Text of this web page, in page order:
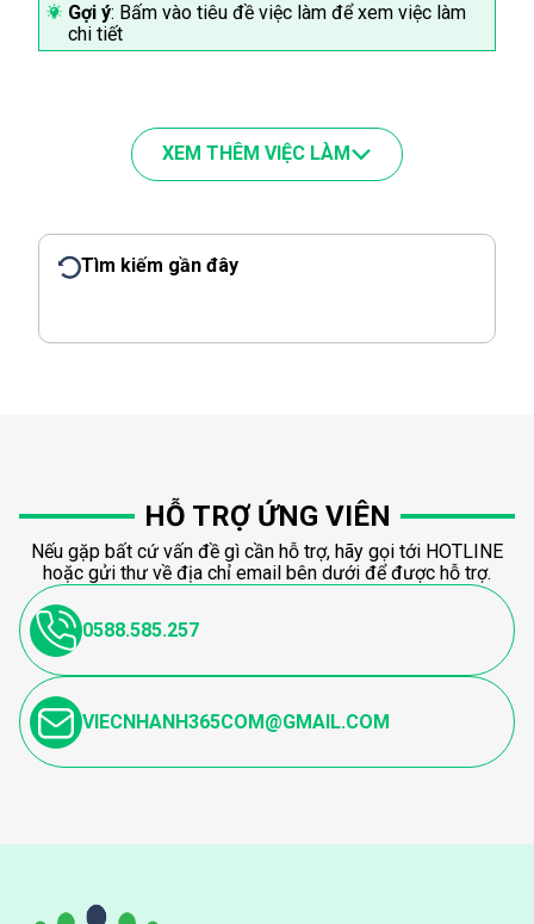
Gợi ý: Bấm vào tiêu đề việc làm để xem việc làm
chi tiết
XEM THÊM VIỆC LÀM
Tìm kiếm gần đây
HỖ TRỢ ỨNG VIÊN
Nếu gặp bất cứ vấn đề gì cần hỗ trợ, hãy gọi tới HOTLINE
hoặc gửi thư về địa chỉ email bên dưới để được hỗ trợ.
0588.585.257
VIECNHANH365COM@GMAIL.COM